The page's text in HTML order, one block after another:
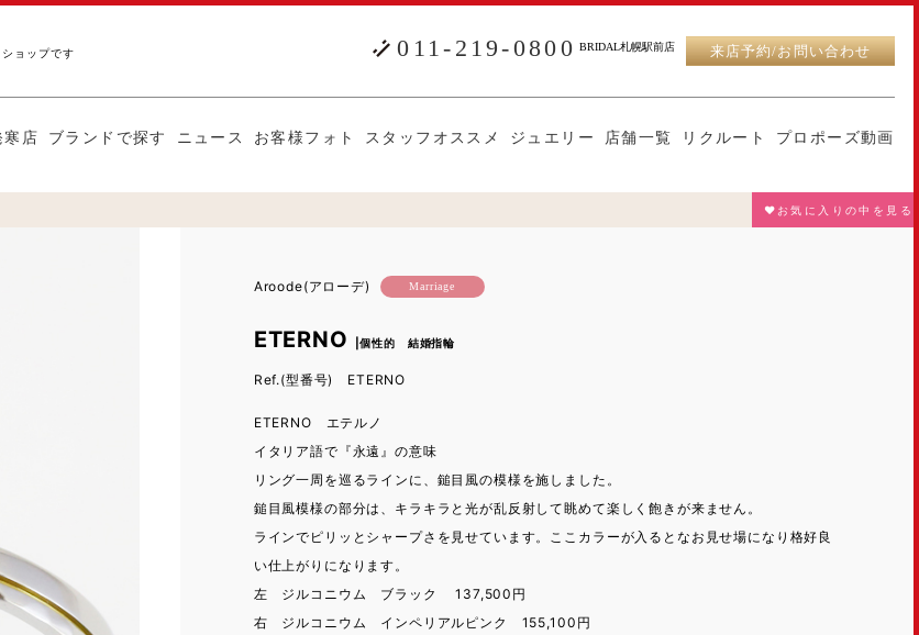
ョップです 011-219-0800 BRIDAL札幌駅前店 来店予約/お問い合わせ
寒店 ブランドで探す ニュース お客様フォト スタッフオススメ ジュエリー 店舗一覧 リクルート プロポーズ動画
♥お気に入りの中を見る
Aroode(アローデ) Marriage
ETERNO |個性的 結婚指輪
Ref.(型番号) ETERNO
ETERNO エテルノ
イタリア語で『永遠』の意味
リング一周を巡るラインに、鎚目風の模様を施しました。
鎚目風模様の部分は、キラキラと光が乱反射して眺めて楽しく飽きが来ません。
ラインでピリッとシャープさを見せています。ここカラーが入るとなお見せ場になり格好良
い仕上がりになります。
左 ジルコニウム ブラック 137,500円
右 ジルコニウム インペリアルピンク 155,100円